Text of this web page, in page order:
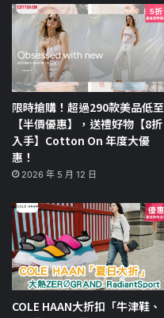
限時搶購！超過290款美品低至
【半價優惠】，送禮好物【8折
入手】Cotton On 年度大優
惠！
2026 年 5 月 12 日
COLE HAAN大折扣「牛津鞋、